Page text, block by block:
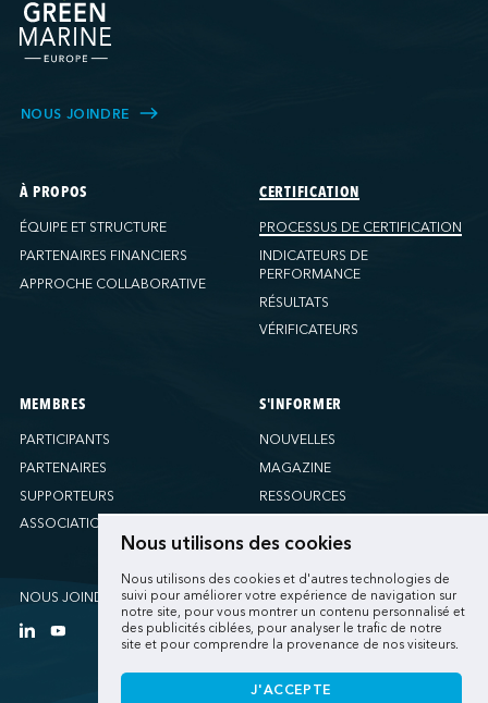
Nous utilisons des cookies
Nous utilisons des cookies et d'autres technologies de
suivi pour améliorer votre expérience de navigation sur
notre site, pour vous montrer un contenu personnalisé et
des publicités ciblées, pour analyser le trafic de notre
site et pour comprendre la provenance de nos visiteurs.
J'ACCEPTE
NOUS JOINDRE
À PROPOS
ÉQUIPE ET STRUCTURE
PARTENAIRES FINANCIERS
APPROCHE COLLABORATIVE
CERTIFICATION
PROCESSUS DE CERTIFICATION
INDICATEURS DE
PERFORMANCE
RÉSULTATS
VÉRIFICATEURS
MEMBRES
PARTICIPANTS
PARTENAIRES
SUPPORTEURS
ASSOCIATIONS
S'INFORMER
NOUVELLES
MAGAZINE
RESSOURCES
NOUS JOINDRE